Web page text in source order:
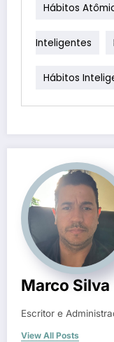
Hábitos
Inteligentes
Hábitos
Marco Silva
Escritor e
View All Posts